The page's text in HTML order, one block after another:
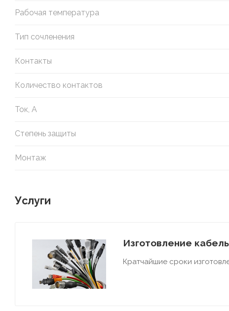
Рабочая температура
Тип сочленения
Контакты
Количество контактов
Ток, А
Степень защиты
Монтаж
Услуги
Изготовление
Кратчайшие сроки